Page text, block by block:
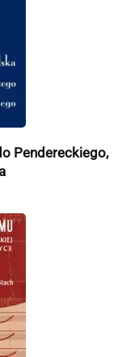
Pendereckiego,